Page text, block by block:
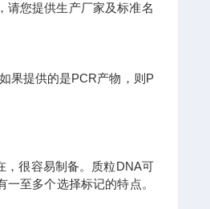
请您提供生产厂家及标准名
果提供的是PCR产物，则P
，很容易制备。质粒DNA可
至多个选择标记的特点。